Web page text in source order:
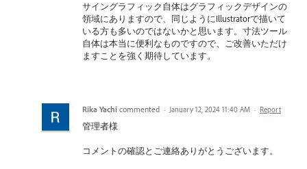
サイングラフィック自体はグラフィックデザインの
領域にありますので、同じようにIllustratorで描いて
いる方も多いのではないかと思います。寸法ツール
自体は本当に便利なものですので、ご改善いただけ
ますことを強く期待しています。
Rika Yachi commented · January 12, 2024 11:40 AM · Report
管理者様
コメントの確認とご連絡ありがとうございます。